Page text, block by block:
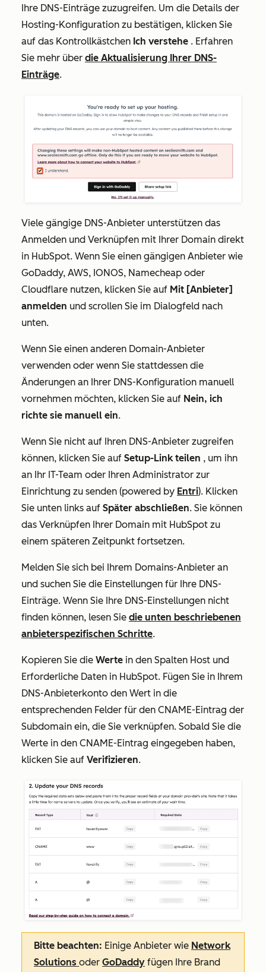
Ihre DNS-Einträge zuzugreifen. Um die Details der
Hosting-Konfiguration zu bestätigen, klicken Sie
auf das Kontrollkästchen Ich verstehe . Erfahren
Sie mehr über die Aktualisierung Ihrer DNS-
Einträge.
Viele gängige DNS-Anbieter unterstützen das
Anmelden und Verknüpfen mit Ihrer Domain direkt
in HubSpot. Wenn Sie einen gängigen Anbieter wie
GoDaddy, AWS, IONOS, Namecheap oder
Cloudflare nutzen, klicken Sie auf Mit [Anbieter]
anmelden und scrollen Sie im Dialogfeld nach
unten.
Wenn Sie einen anderen Domain-Anbieter
verwenden oder wenn Sie stattdessen die
Änderungen an Ihrer DNS-Konfiguration manuell
vornehmen möchten, klicken Sie auf Nein, ich
richte sie manuell ein.
Wenn Sie nicht auf Ihren DNS-Anbieter zugreifen
können, klicken Sie auf Setup-Link teilen , um ihn
an Ihr IT-Team oder Ihren Administrator zur
Einrichtung zu senden (powered by Entri). Klicken
Sie unten links auf Später abschließen. Sie können
das Verknüpfen Ihrer Domain mit HubSpot zu
einem späteren Zeitpunkt fortsetzen.
Melden Sie sich bei Ihrem Domains-Anbieter an
und suchen Sie die Einstellungen für Ihre DNS-
Einträge. Wenn Sie Ihre DNS-Einstellungen nicht
finden können, lesen Sie die unten beschriebenen
anbieterspezifischen Schritte.
Kopieren Sie die Werte in den Spalten Host und
Erforderliche Daten in HubSpot. Fügen Sie in Ihrem
DNS-Anbieterkonto den Wert in die
entsprechenden Felder für den CNAME-Eintrag der
Subdomain ein, die Sie verknüpfen. Sobald Sie die
Werte in den CNAME-Eintrag eingegeben haben,
klicken Sie auf Verifizieren.
Bitte beachten: Einige Anbieter wie Network
Solutions oder GoDaddy fügen Ihre Brand